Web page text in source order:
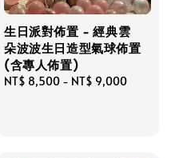
生日派對佈置 - 經典雲
朵波波生日造型氣球佈置
(含專人佈置)
Regular
NT$ 8,500 - NT$ 9,000